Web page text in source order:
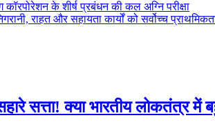
कॉरपोरेशन के शीर्ष प्रबंधन की कल अग्नि परीक्षा
राहत और सहायता कार्यों को सर्वोच्च
सत्ता! क्या भारतीय लोकतंत्र में